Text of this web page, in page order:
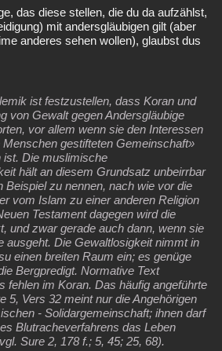
das diese stellen, die du da aufzählst,
mit andersgläubigen gilt (aber
anderes sehen wollen), glaubst dus
ist festzustellen, dass Koran und
von Gewalt gegen Andersgläubige
vor allem wenn sie den Interessen
gestifteten Gemeinschaft»
ist. Die muslimische
hält an diesem Grundsatz unbeirrbar
Beispiel zu nennen, nach wie vor die
vom Islam zu einer anderen Religion
Testament dagegen wird die
und zwar gerade auch dann, wenn sie
ausgeht. Die Gewaltlosigkeit nimmt in
einen breiten Raum ein; es genüge
Bergpredigt. Normative Text
fehlen im Koran. Das häufig angeführte
5, Vers 32 meint nur die Angehörigen
- Solidargemeinschaft; ihnen darf
Blutracheverfahrens das Leben
Sure 2, 178 f.; 5, 45; 25, 68).